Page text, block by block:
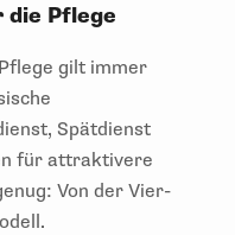
Pflege
gilt immer
Spätdienst
für attraktivere
Von der Vier-